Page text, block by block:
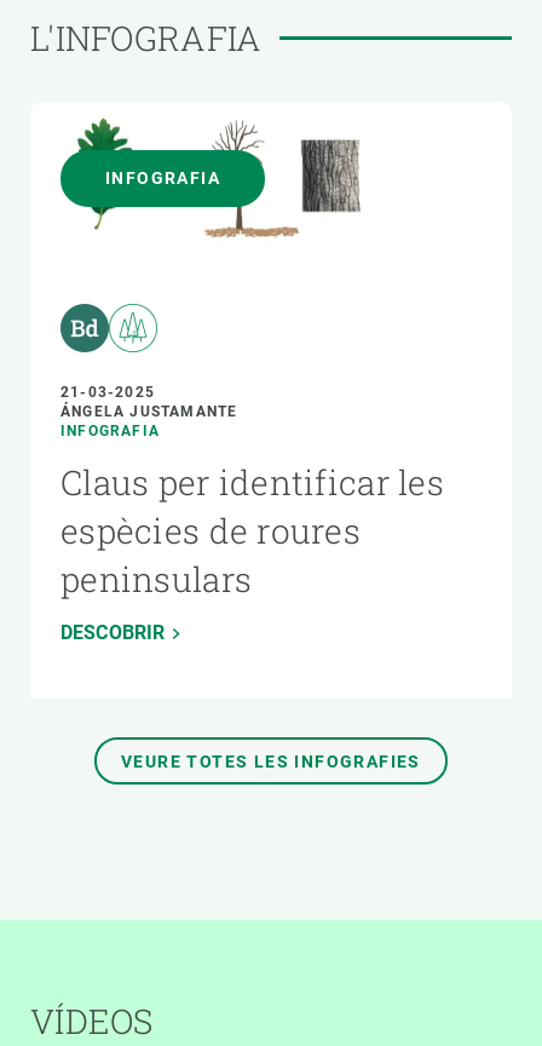
L'INFOGRAFIA
INFOGRAFIA
21-03-2025
ÁNGELA JUSTAMANTE
INFOGRAFIA
Claus per identificar les
espècies de roures
peninsulars
DESCOBRIR
VEURE TOTES LES INFOGRAFIES
VÍDEOS